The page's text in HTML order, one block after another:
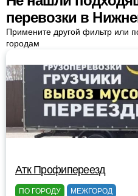
перевозки в
Примените другой фильтр или
городам
Атк Профипереезд
ПО ГОРОДУ МЕЖГОРОД